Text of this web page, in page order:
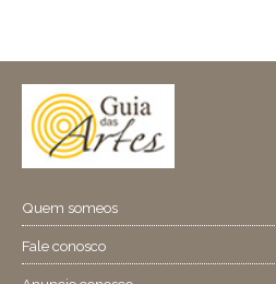
Quem someos
Fale conosco